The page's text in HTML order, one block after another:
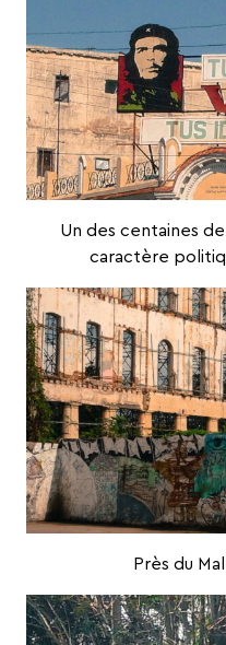
Un des centaines
caractère
Près du